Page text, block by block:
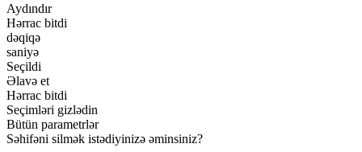
Aydındır
Hərrac bitdi
dəqiqə
saniyə
Seçildi
Əlavə et
Hərrac bitdi
Seçimləri gizlədin
Bütün parametrlər
Səhifəni silmək istədiyinizə əminsiniz?